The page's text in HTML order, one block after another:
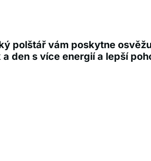
polštář vám poskytne
a den s více energií a lepší